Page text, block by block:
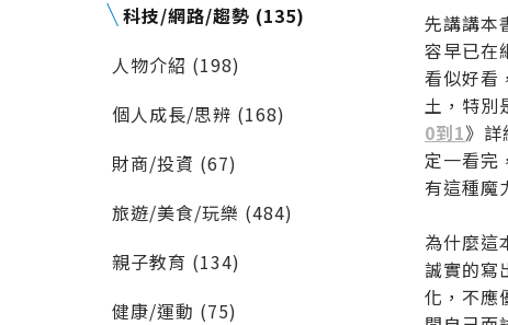
科技/網路/趨勢 (135)
人物介紹 (198)
個人成長/思辨 (168)
財商/投資 (67)
旅遊/美食/玩樂 (484)
親子教育 (134)
健康/運動 (75)
先講講本
容早已在
看似好看
土，特別
0到1》詳
定一看完
有這種魔
為什麼這
誠實的寫
化，不應